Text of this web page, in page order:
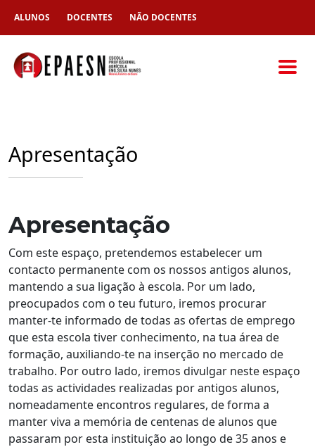
ALUNOS DOCENTES NÃO DOCENTES
Apresentação
Apresentação
Com este espaço, pretendemos estabelecer um
contacto permanente com os nossos antigos alunos,
mantendo a sua ligação à escola. Por um lado,
preocupados com o teu futuro, iremos procurar
manter-te informado de todas as ofertas de emprego
que esta escola tiver conhecimento, na tua área de
formação, auxiliando-te na inserção no mercado de
trabalho. Por outro lado, iremos divulgar neste espaço
todas as actividades realizadas por antigos alunos,
nomeadamente encontros regulares, de forma a
manter viva a memória de centenas de alunos que
passaram por esta instituição ao longo de 35 anos e